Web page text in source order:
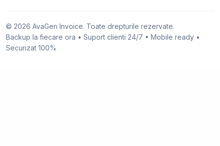
© 2026 AvaGen Invoice. Toate drepturile rezervate.
Backup la fiecare ora • Suport clienti 24/7 • Mobile ready •
Securizat 100%